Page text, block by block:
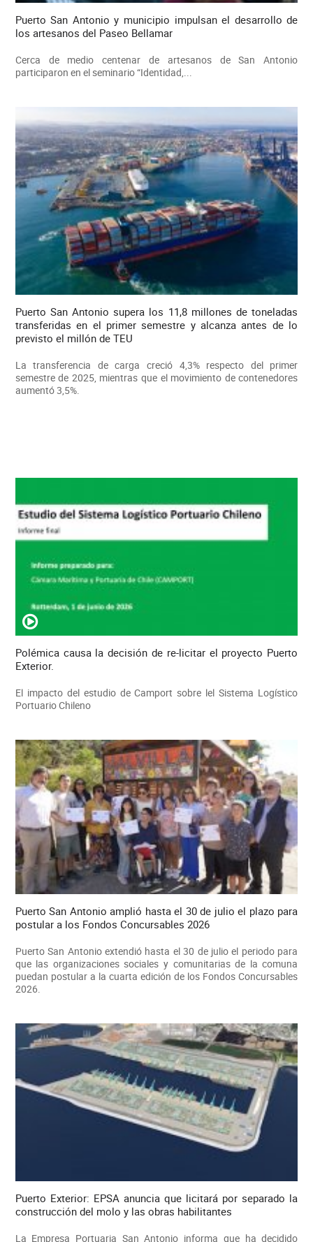
Puerto San Antonio y municipio impulsan el desarrollo de
los artesanos del Paseo Bellamar
Cerca de medio centenar de artesanos de San Antonio
participaron en el seminario “Identidad,...
Puerto San Antonio supera los 11,8 millones de toneladas
transferidas en el primer semestre y alcanza antes de lo
previsto el millón de TEU
La transferencia de carga creció 4,3% respecto del primer
semestre de 2025, mientras que el movimiento de contenedores
aumentó 3,5%.
Polémica causa la decisión de re-licitar el proyecto Puerto
Exterior.
El impacto del estudio de Camport sobre lel Sistema Logístico
Portuario Chileno
Puerto San Antonio amplió hasta el 30 de julio el plazo para
postular a los Fondos Concursables 2026
Puerto San Antonio extendió hasta el 30 de julio el periodo para
que las organizaciones sociales y comunitarias de la comuna
puedan postular a la cuarta edición de los Fondos Concursables
2026.
Puerto Exterior: EPSA anuncia que licitará por separado la
construcción del molo y las obras habilitantes
La Empresa Portuaria San Antonio informa que ha decidido